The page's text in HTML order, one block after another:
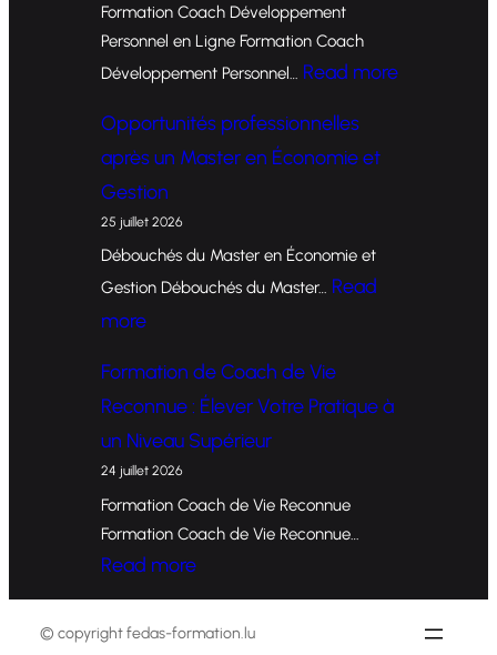
Formation Coach Développement
Personnel en Ligne Formation Coach
Développement Personnel… Read more:
Opportunités professionnelles
après un Master en Économie et
Gestion
25 juillet 2026
Débouchés du Master en Économie et
Gestion Débouchés du Master… Read
more:
t
u
n
i
Formation de Coach de Vie
Reconnue : Élever Votre Pratique à
un Niveau Supérieur
24 juillet 2026
Formation Coach de Vie Reconnue
Formation Coach de Vie Reconnue…
Read more:
F
o
© copyright fedas-formation.lu